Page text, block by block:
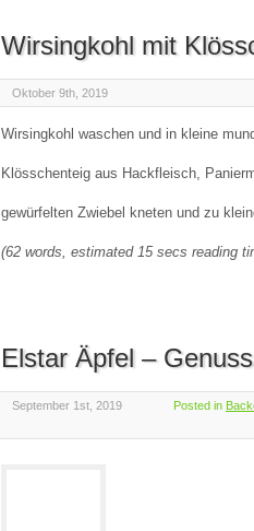
Wirsingkohl mit
Oktober 9th, 2019
Wirsingkohl waschen und in kleine
Klösschenteig aus Hackfleisch,
gewürfelten Zwiebel kneten und zu
(62 words, estimated 15 secs reading
Elstar Äpfel –
September 1st, 2019 Posted in